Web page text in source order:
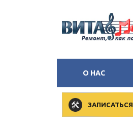
О НАС
ЗАПИСАТЬСЯ